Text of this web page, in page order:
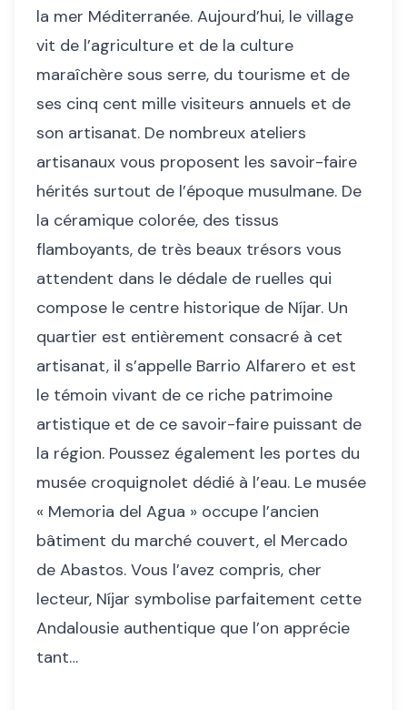
la mer Méditerranée. Aujourd’hui, le village
vit de l’agriculture et de la culture
maraîchère sous serre, du tourisme et de
ses cinq cent mille visiteurs annuels et de
son artisanat. De nombreux ateliers
artisanaux vous proposent les savoir-faire
hérités surtout de l’époque musulmane. De
la céramique colorée, des tissus
flamboyants, de très beaux trésors vous
attendent dans le dédale de ruelles qui
compose le centre historique de Níjar. Un
quartier est entièrement consacré à cet
artisanat, il s’appelle Barrio Alfarero et est
le témoin vivant de ce riche patrimoine
artistique et de ce savoir-faire puissant de
la région. Poussez également les portes du
musée croquignolet dédié à l’eau. Le musée
« Memoria del Agua » occupe l’ancien
bâtiment du marché couvert, el Mercado
de Abastos. Vous l’avez compris, cher
lecteur, Níjar symbolise parfaitement cette
Andalousie authentique que l’on apprécie
tant…